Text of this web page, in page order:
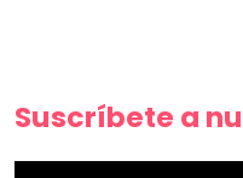
Suscríbete a